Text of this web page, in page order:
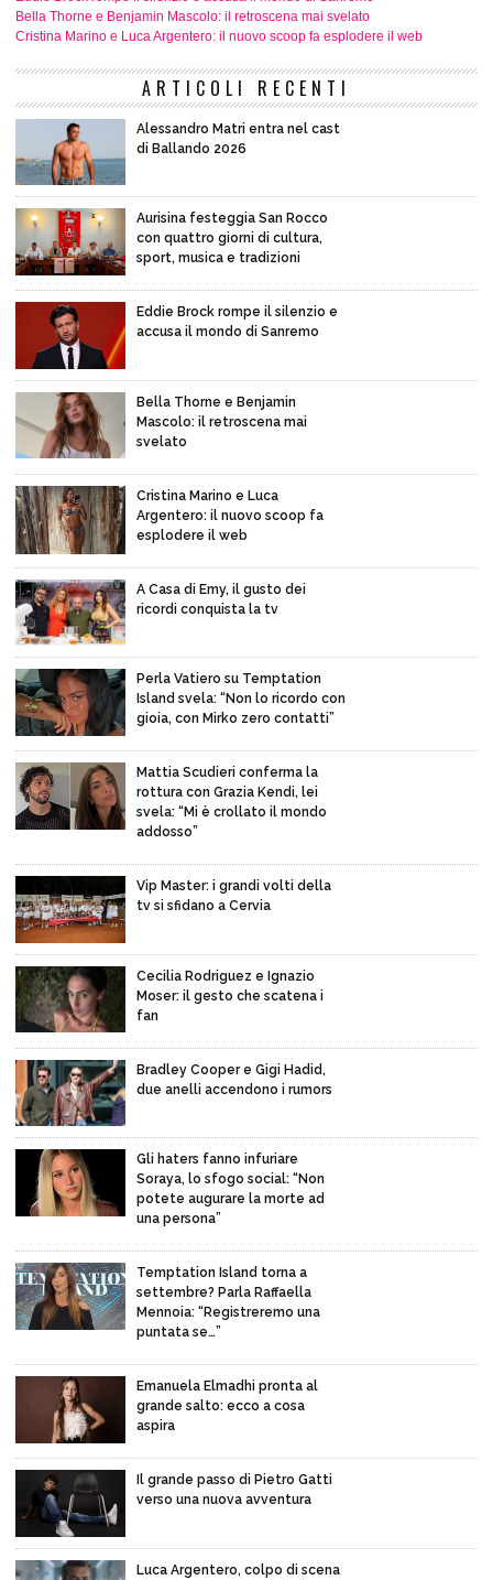
Bella Thorne e Benjamin Mascolo: il retroscena mai svelato
Cristina Marino e Luca Argentero: il nuovo scoop fa esplodere il web
ARTICOLI RECENTI
Alessandro Matri entra nel cast
di Ballando 2026
Aurisina festeggia San Rocco
con quattro giorni di cultura,
sport, musica e tradizioni
Eddie Brock rompe il silenzio e
accusa il mondo di Sanremo
Bella Thorne e Benjamin
Mascolo: il retroscena mai
svelato
Cristina Marino e Luca
Argentero: il nuovo scoop fa
esplodere il web
A Casa di Emy, il gusto dei
ricordi conquista la tv
Perla Vatiero su Temptation
Island svela: “Non lo ricordo con
gioia, con Mirko zero contatti”
Mattia Scudieri conferma la
rottura con Grazia Kendi, lei
svela: “Mi è crollato il mondo
addosso”
Vip Master: i grandi volti della
tv si sfidano a Cervia
Cecilia Rodriguez e Ignazio
Moser: il gesto che scatena i
fan
Bradley Cooper e Gigi Hadid,
due anelli accendono i rumors
Gli haters fanno infuriare
Soraya, lo sfogo social: “Non
potete augurare la morte ad
una persona”
Temptation Island torna a
settembre? Parla Raffaella
Mennoia: “Registreremo una
puntata se…”
Emanuela Elmadhi pronta al
grande salto: ecco a cosa
aspira
Il grande passo di Pietro Gatti
verso una nuova avventura
Luca Argentero, colpo di scena